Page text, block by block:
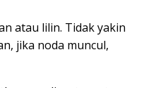
atau lilin. Tidak yakin
jika noda muncul,